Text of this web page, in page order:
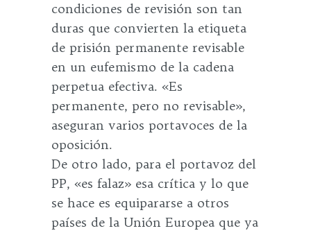
condiciones de revisión son tan
duras que convierten la etiqueta
de prisión permanente revisable
en un eufemismo de la cadena
perpetua efectiva. «Es
permanente, pero no revisable»,
aseguran varios portavoces de la
oposición.
De otro lado, para el portavoz del
PP, «es falaz» esa crítica y lo que
se hace es equipararse a otros
países de la Unión Europea que ya